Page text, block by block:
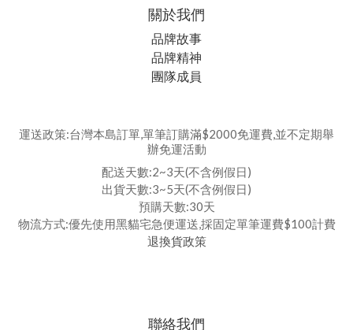
關於我們
品牌故事
品牌精神
團隊成員
運送政策:台灣本島訂單,單筆訂購滿$2000免運費,並不定期舉
辦免運活動
配送天數:2~3天(不含例假日)
出貨天數:3~5天(不含例假日)
預購天數:30天
物流方式:優先使用黑貓宅急便運送,採固定單筆運費$100計費
退換貨政策
聯絡我們